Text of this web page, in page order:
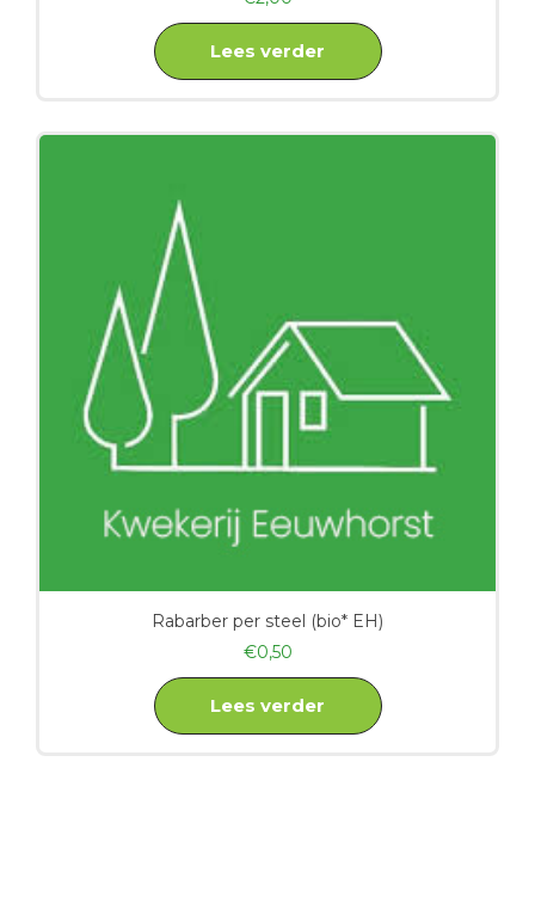
Lees verder
Rabarber per steel (bio* EH)
€0,50
Lees verder